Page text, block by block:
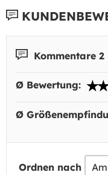
Kommentare 2
Ø Bewertung:
Ø
Ordnen nach